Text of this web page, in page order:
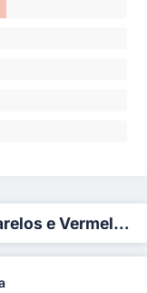
e Vermelhos?